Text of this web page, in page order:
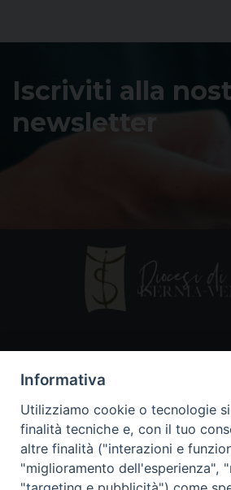
Iscriviti alla
newsletter
86170 Isernia
086550849
Informativa
Utilizziamo cookie o tecnologie
finalità tecniche e, con il tuo
altre finalità ("interazioni e
"miglioramento dell'esperienza",